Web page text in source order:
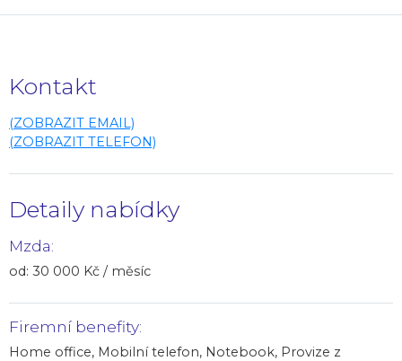
Kontakt
(ZOBRAZIT EMAIL)
(ZOBRAZIT TELEFON)
Detaily nabídky
Mzda:
od: 30 000 Kč / měsíc
Firemní benefity:
Home office, Mobilní telefon, Notebook, Provize z